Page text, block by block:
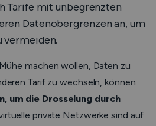
Tarife mit unbegrenzten
Datenobergrenzen an, um
vermeiden.
machen wollen, Daten zu
Tarif zu wechseln, können
um die Drosselung durch
private Netzwerke sind auf